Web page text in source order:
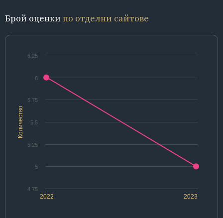
Брой оценки по отделни сайтове
Количество
2022 2023
4.75
5
5.25
5.5
5.75
6
6.25